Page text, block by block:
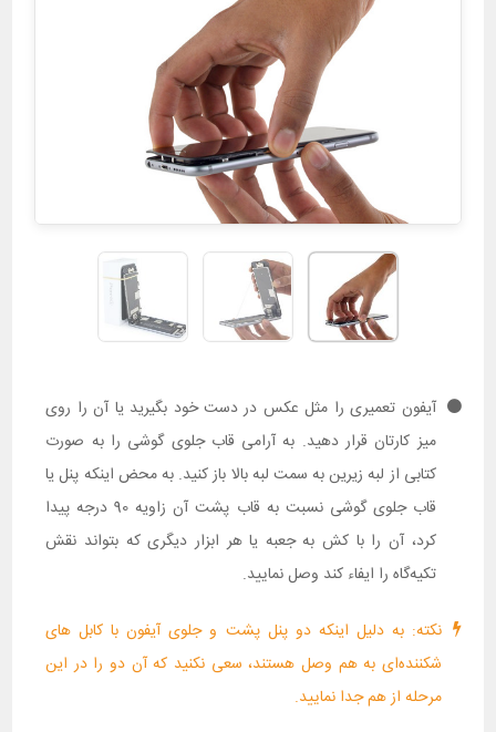
آیفون تعمیری را مثل عکس در دست خود بگیرید یا آن را روی
میز کارتان قرار دهید. به آرامی قاب جلوی گوشی را به صورت
کتابی از لبه زیرین به سمت لبه بالا باز کنید. به محض اینکه پنل یا
قاب جلوی گوشی نسبت به قاب پشت آن زاویه 90 درجه پیدا
کرد، آن را با کش به جعبه یا هر ابزار دیگری که بتواند نقش
تکیه‌گاه را ایفاء کند وصل نمایید.
نکته: به دلیل اینکه دو پنل پشت و جلوی آیفون با کابل های
شکننده‌ای به هم وصل هستند، سعی نکنید که آن دو را در این
مرحله از هم جدا نمایید.